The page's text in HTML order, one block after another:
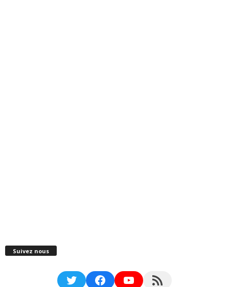
Suivez nous
TwitterFacebookYouTubeRSS Feed